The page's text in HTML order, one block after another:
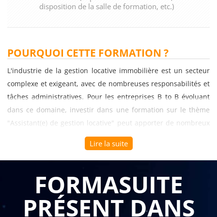
disposition de la salle de formation, etc.)
POURQUOI CETTE FORMATION ?
L'industrie de la gestion locative immobilière est un secteur
complexe et exigeant, avec de nombreuses responsabilités et
tâches administratives. Pour les entreprises B to B évoluant
dans ce domaine, investir dans une formation sur le thème
"Assistant(e) de gestion locative" peut apporter de nombreux
avantages. Dans cet article, nous allons explorer ces
avantages et mettre en évidence l'importance de cette
formation pour votre personnel.
Maîtrise des connaissances juridiques et réglementaires La
gestion locative immobilière est soumise à de nombreuses
lois et réglementations spécifiques. Une formation sur
Lire la suite
FORMASUITE
PRÉSENT DANS